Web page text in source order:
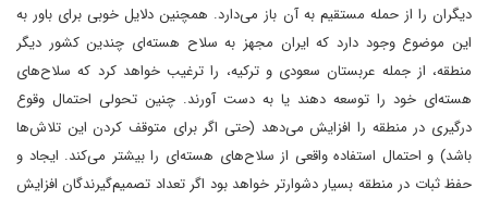
دیگران را از حمله مستقیم به آن باز می‌دارد. همچنین دلایل خوبی برای باور به
این موضوع وجود دارد که ایران مجهز به سلاح هسته‌ای چندین کشور دیگر
منطقه، از جمله عربستان سعودی و ترکیه، را ترغیب خواهد کرد که سلاح‌های
هسته‌ای خود را توسعه دهند یا به دست آورند. چنین تحولی احتمال وقوع
درگیری در منطقه را افزایش می‌دهد (حتی اگر برای متوقف کردن این تلاش‌ها
باشد) و احتمال استفاده واقعی از سلاح‌های هسته‌ای را بیشتر می‌کند. ایجاد و
حفظ ثبات در منطقه بسیار دشوارتر خواهد بود اگر تعداد تصمیم‌گیرندگان افزایش